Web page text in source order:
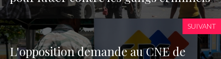
SUIVANT
L'opposition demande au CNE de